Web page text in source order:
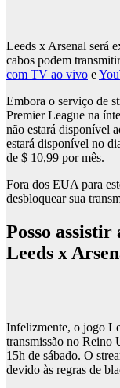
Leeds x Arsenal será
cabos podem
com TV ao vivo e
Embora o serviço de
Premier League na
não estará disponível
estará disponível no
de $ 10,99 por mês.
Fora dos EUA para
desbloquear sua
Posso assistir
Leeds x
Infelizmente, o jogo
transmissão no Reino
15h de sábado. O
devido às regras de